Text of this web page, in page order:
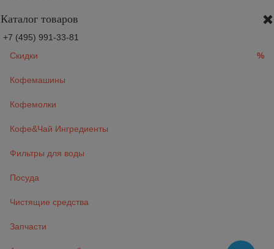
Каталог товаров
+7 (495) 991-33-81
Скидки
%
Кофемашины
Кофемолки
Кофе&Чай Ингредиенты
Фильтры для воды
Посуда
Чистящие средства
Запчасти